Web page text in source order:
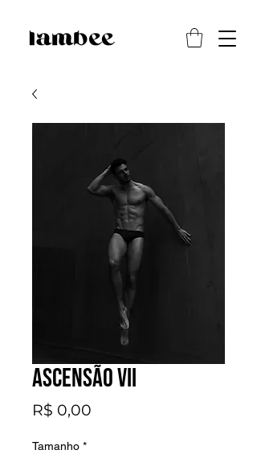
Ascensão VII
R$ 0,00
Tamanho *